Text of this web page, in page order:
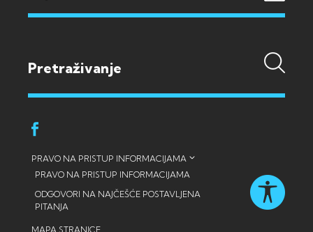
PRAVO NA PRISTUP INFORMACIJAMA
PRAVO NA PRISTUP INFORMACIJAMA
ODGOVORI NA NAJČEŠĆE POSTAVLJENA
PITANJA
MAPA STRANICE